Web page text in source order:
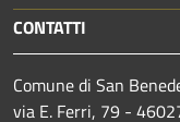
CONTATTI
Comune di San
via E. Ferri, 79 -